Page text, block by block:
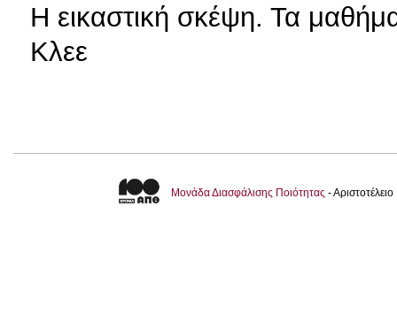
H εικαστική σκέψη. Τα
Κλεε
Μονάδα Διασφάλισης Ποιότητας -